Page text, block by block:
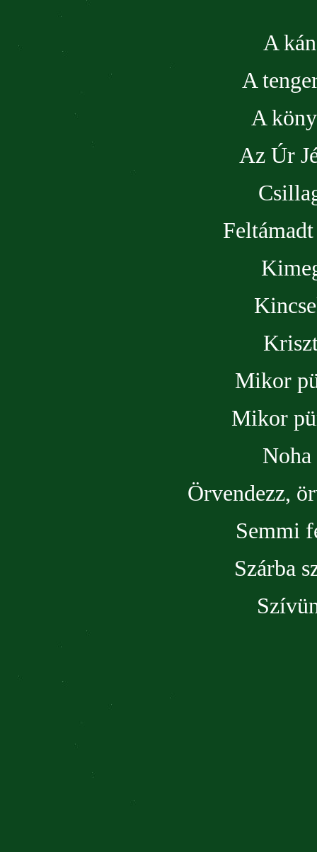
A
A
A
Az Úr
Mikor
Mikor
Örvendezz,
Semmi
Szárba